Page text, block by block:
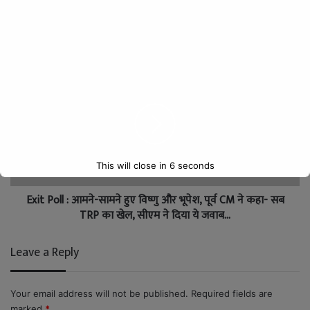
Exit Poll : आमने-सामने हुए विष्णु और भूपेश, पूर्व CM ने कहा- सब
TRP का खेल, सीएम ने दिया ये जवाब…
Leave a Reply
Your email address will not be published. Required fields are
This will close in 5seconds